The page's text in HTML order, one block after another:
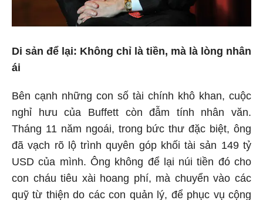
Di sản để lại: Không chỉ là tiền, mà là lòng nhân
ái
Bên cạnh những con số tài chính khô khan, cuộc
nghỉ hưu của Buffett còn đẫm tính nhân văn.
Tháng 11 năm ngoái, trong bức thư đặc biệt, ông
đã vạch rõ lộ trình quyên góp khối tài sản 149 tỷ
USD của mình. Ông không để lại núi tiền đó cho
con cháu tiêu xài hoang phí, mà chuyển vào các
quỹ từ thiện do các con quản lý, để phục vụ cộng